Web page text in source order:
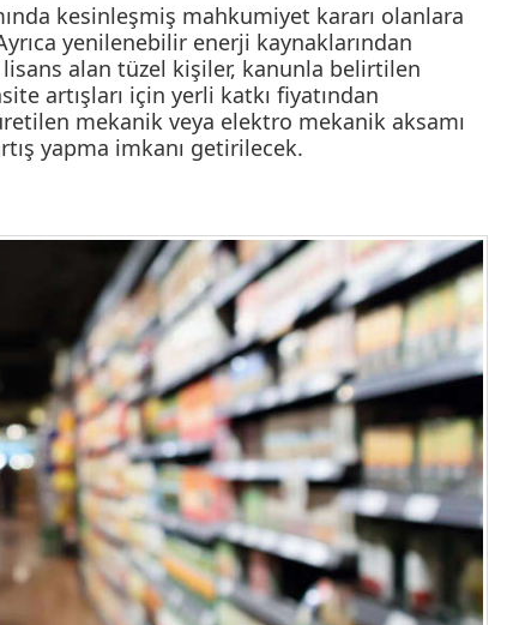
kesinleşmiş mahkumiyet kararı olanlara
yenilenebilir enerji kaynaklarından
alan tüzel kişiler, kanunla belirtilen
artışları için yerli katkı fiyatından
mekanik veya elektro mekanik aksamı
yapma imkanı getirilecek.